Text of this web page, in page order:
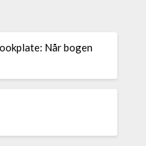
Når bogen